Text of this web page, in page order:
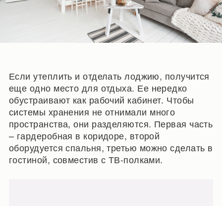
Если утеплить и отделать лоджию, получится
еще одно место для отдыха. Ее нередко
обустраивают как рабочий кабинет. Чтобы
системы хранения не отнимали много
пространства, они разделяются. Первая часть
– гардеробная в коридоре, второй
оборудуется спальня, третью можно сделать в
гостиной, совместив с ТВ-полками.